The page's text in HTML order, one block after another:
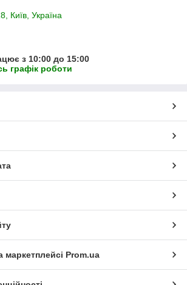
Київ, Україна
з 10:00 до 15:00
графік роботи
маркетплейсі Prom.ua